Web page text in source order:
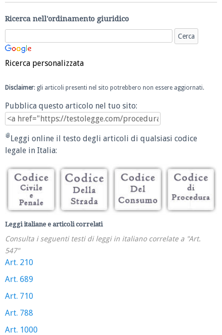
Ricerca nell'ordinamento giuridico
Ricerca personalizzata
Disclaimer: gli articoli presenti nel sito potrebbero non essere aggiornati.
Pubblica questo articolo nel tuo sito:
Leggi online il testo degli articoli di qualsiasi codice
legale in Italia:
Leggi italiane e articoli correlati
Consulta i seguenti testi di leggi in italiano correlate a "Art.
547"
Art. 210
Art. 689
Art. 710
Art. 788
Art. 1000